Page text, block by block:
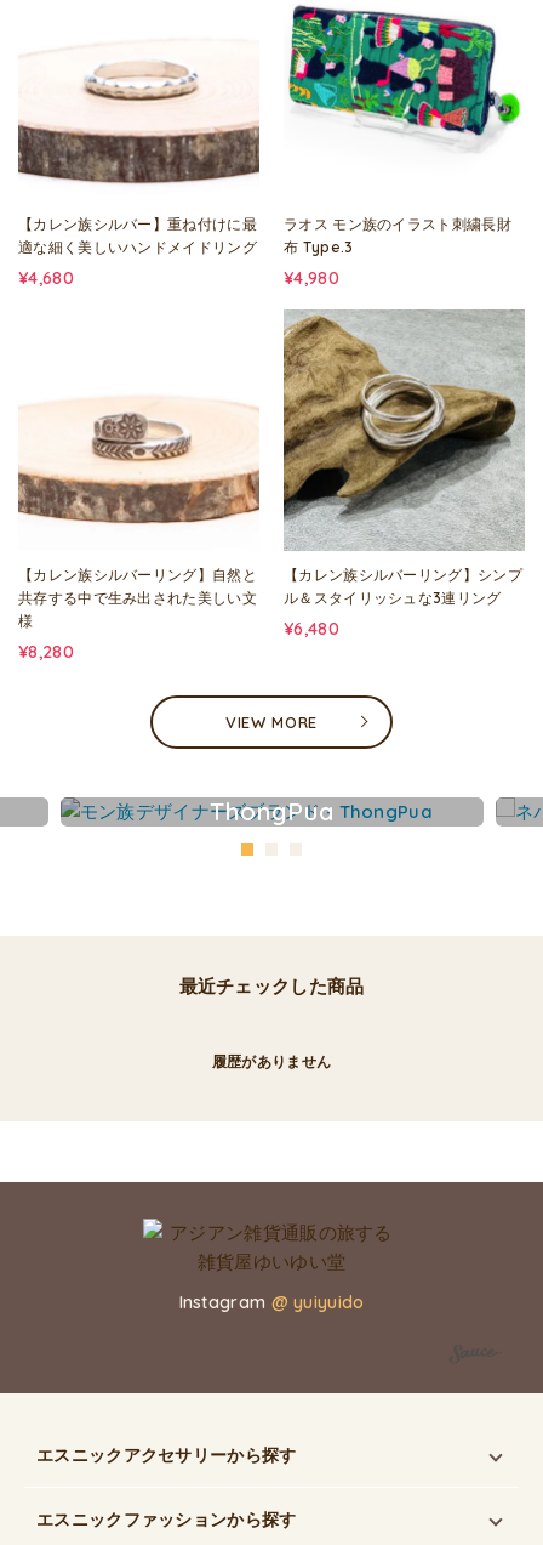
【カレン族シルバー】重ね付けに最
適な細く美しいハンドメイドリング
¥4,680
ラオス モン族のイラスト刺繍長財
布 Type.3
¥4,980
【カレン族シルバーリング】自然と
共存する中で生み出された美しい文
様
¥8,280
【カレン族シルバーリング】シンプ
ル＆スタイリッシュな3連リング
¥6,480
VIEW MORE
ThongPua
最近チェックした商品
履歴がありません
Instagram @ yuiyuido
エスニックアクセサリーから探す
エスニックファッションから探す